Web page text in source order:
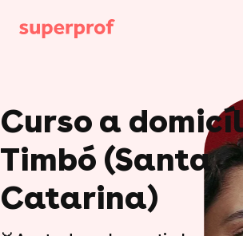
Curso a
Timbó (Santa
Catarina)